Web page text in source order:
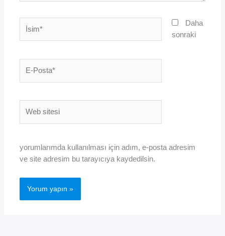
Posta*
sitesi
Daha
sonraki
yorumlarımda kullanılması için adım, e-posta adresim
ve site adresim bu tarayıcıya kaydedilsin.